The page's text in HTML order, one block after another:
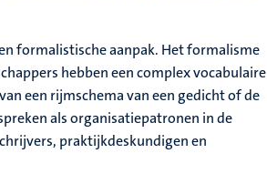
formalistische aanpak. Het formalisme
hebben een complex vocabulaire
een rijmschema van een gedicht of de
als organisatiepatronen in de
praktijkdeskundigen en